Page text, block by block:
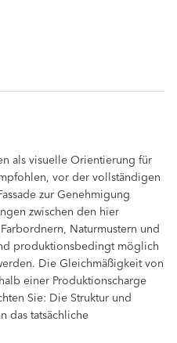
als visuelle Orientierung für
vor der vollständigen
zur Genehmigung
zwischen den hier
Naturmustern und
produktionsbedingt möglich
Die Gleichmäßigkeit von
einer Produktionscharge
Sie: Die Struktur und
das tatsächliche